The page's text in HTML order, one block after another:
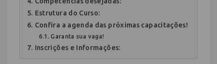
Estrutura do Curso:
Confira a agenda das próximas capacitações!
Garanta sua vaga!
Inscrições e Informações: